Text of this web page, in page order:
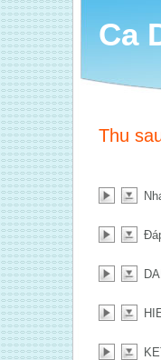
Ca
Thu